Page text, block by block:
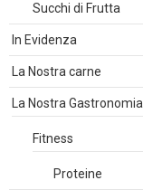
Succhi di Frutta
In Evidenza
La Nostra carne
La Nostra Gastronomia
Fitness
Proteine